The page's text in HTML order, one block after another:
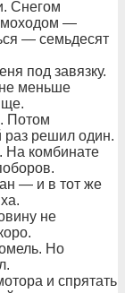
Снегом
—
— семьдесят
под завязку.
меньше
Потом
раз решил один.
На комбинате
— и в тот же
не
Но
и спрятать